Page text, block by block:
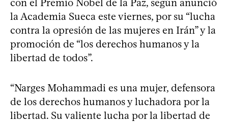
la Academia Sueca este viernes, por su “lucha
contra la opresión de las mujeres en Irán” y la
promoción de “los derechos humanos y la
libertad de todos”.
“Narges Mohammadi es una mujer, defensora
de los derechos humanos y luchadora por la
libertad. Su valiente lucha por la libertad de